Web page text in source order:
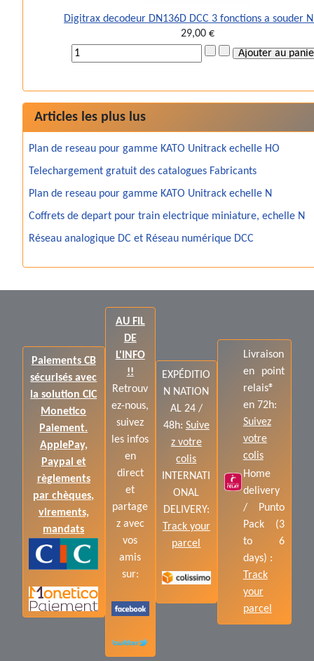
Digitrax decodeur DN136D DCC 3 fonctions a souder
29,00 €
Articles les plus lus
Plan de reseau pour gamme KATO Unitrack echelle HO
Telechargement gratuit des catalogues Fabricants
Plan de reseau pour gamme KATO Unitrack echelle N
Coffrets de depart pour train electrique miniature, echelle N
Réseau analogique DC et Réseau numérique DCC
Paiements CB
sécurisés avec
la solution CIC
Monetico
Paiement.
ApplePay,
Paypal et
règlements
par chèques,
virements,
mandats
AU FIL
DE
L'INFO
!!
Retrouv
ez-nous,
suivez
les infos
en
direct
et
partage
z avec
vos
amis
sur:
EXPÉDITIO
N NATION
AL 24 /
48h: Suive
z votre
colis
INTERNATI
ONAL
DELIVERY:
Track your
parcel
Livraison
en point
relais®
en 72h:
Suivez
votre
colis
Home
delivery
/ Punto
Pack (3
to 6
days) :
Track
your
parcel